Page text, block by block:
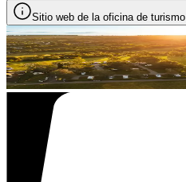
Sitio web de la oficina de turismo